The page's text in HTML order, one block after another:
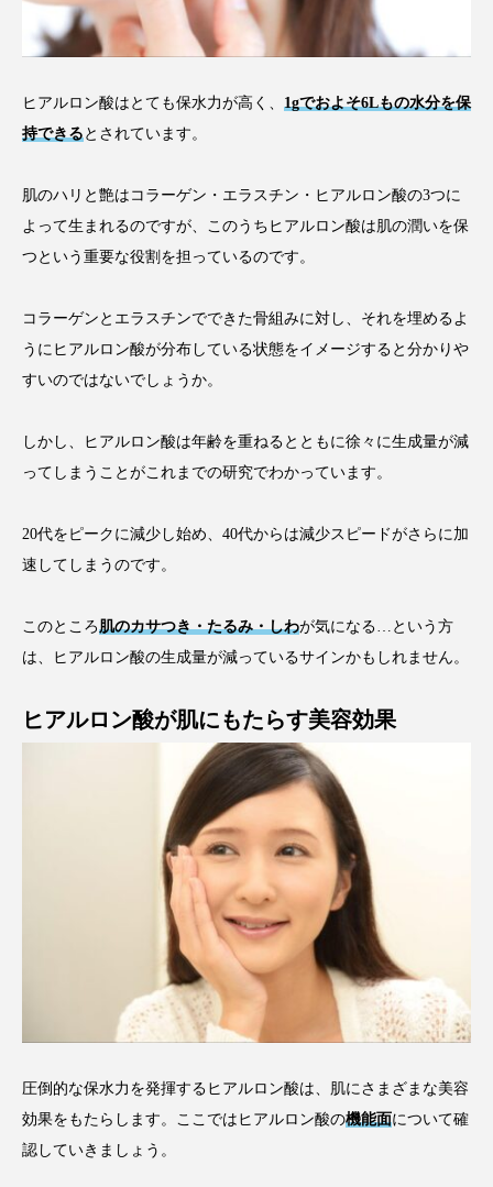
ヒアルロン酸はとても保水力が高く、 1gでおよそ6Lもの水分を保
持できる とされています。
肌のハリと艶はコラーゲン・エラスチン・ヒアルロン酸の3つに
よって生まれるのですが、このうちヒアルロン酸は肌の潤いを保
つという重要な役割を担っているのです。
コラーゲンとエラスチンでできた骨組みに対し、それを埋めるよ
うにヒアルロン酸が分布している状態をイメージすると分かりや
すいのではないでしょうか。
しかし、ヒアルロン酸は年齢を重ねるとともに徐々に生成量が減
ってしまうことがこれまでの研究でわかっています。
20代をピークに減少し始め、40代からは減少スピードがさらに加
速してしまうのです。
このところ肌のカサつき・たるみ・しわが気になる…という方
は、ヒアルロン酸の生成量が減っているサインかもしれません。
ヒアルロン酸が肌にもたらす美容効果
圧倒的な保水力を発揮するヒアルロン酸は、肌にさまざまな美容
効果をもたらします。ここではヒアルロン酸の機能面について確
認していきましょう。